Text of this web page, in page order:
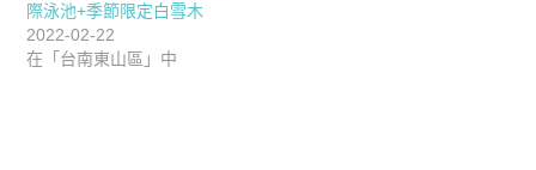
際泳池+季節限定白雪木
2022-02-22
在「台南東山區」中